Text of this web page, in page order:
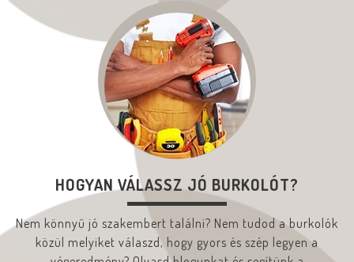
HOGYAN VÁLASSZ JÓ BURKOLÓT?
Nem könnyű jó szakembert találni? Nem tudod a burkolók
közül melyiket válaszd, hogy gyors és szép legyen a